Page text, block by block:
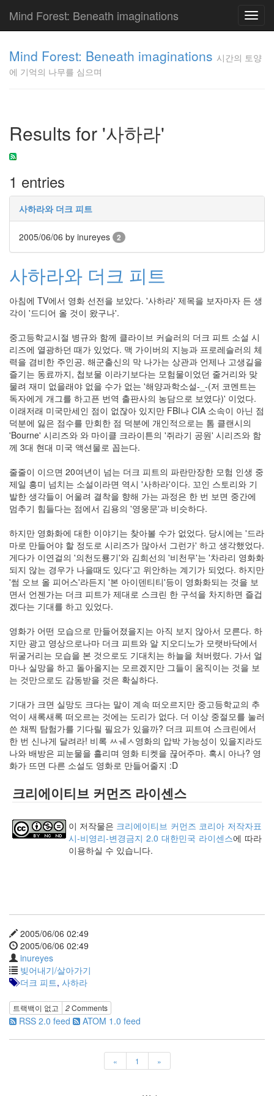
Mind Forest: Beneath imaginations
Mind Forest: Beneath imaginations 시간의 토양
에 기억의 나무를 심으며
Results for '사하라'
1 entries
사하라와 더크 피트
2005/06/06 by inureyes 2
사하라와 더크 피트
아침에 TV에서 영화 선전을 보았다. '사하라' 제목을 보자마자 든 생
각이 '드디어 올 것이 왔구나'.
중고등학교시절 병규와 함께 클라이브 커슬러의 더크 피트 소설 시
리즈에 열광하던 때가 있었다. 맥 가이버의 지능과 프로레슬러의 체
력을 겸비한 주인공. 해군출신의 막 나가는 상관과 언제나 고생길을
즐기는 동료까지, 첩보물 이라기보다는 모험물이었던 줄거리와 맞
물려 재미 없을래야 없을 수가 없는 '해양과학소설-_-(저 코멘트는
독자에게 개그를 하고픈 번역 출판사의 농담으로 보였다)' 이었다.
이래저래 미국만세인 점이 없잖아 있지만 FBI나 CIA 소속이 아닌 점
덕분에 잃은 점수를 만회한 점 덕분에 개인적으로는 톰 클랜시의
'Bourne' 시리즈와 와 마이클 크라이튼의 '쥐라기 공원' 시리즈와 함
께 3대 현대 미국 액션물로 꼽는다.
줄줄이 이으면 20여년이 넘는 더크 피트의 파란만장한 모험 인생 중
제일 흥미 넘치는 소설이라면 역시 '사하라'이다. 꼬인 스토리와 기
발한 생각들이 어울려 결착을 향해 가는 과정은 한 번 보면 중간에
멈추기 힘들다는 점에서 김용의 '영웅문'과 비슷하다.
하지만 영화화에 대한 이야기는 찾아볼 수가 없었다. 당시에는 '드라
마로 만들어야 할 정도로 시리즈가 많아서 그런가' 하고 생각했었다.
게다가 이연걸의 '의천도룡기'와 김희선의 '비천무'는 '차라리 영화화
되지 않는 경우가 나을때도 있다'고 위안하는 계기가 되었다. 하지만
'썸 오브 올 피어스'라든지 '본 아이덴티티'등이 영화화되는 것을 보
면서 언젠가는 더크 피트가 제대로 스크린 한 구석을 차지하면 즐겁
겠다는 기대를 하고 있었다.
영화가 어떤 모습으로 만들어졌을지는 아직 보지 않아서 모른다. 하
지만 광고 영상으로나마 더크 피트와 알 지오디노가 모랫바닥에서
뒤굴거리는 모습을 본 것으로도 기대치는 하늘을 쳐버렸다. 가서 얼
마나 실망을 하고 돌아올지는 모르겠지만 그들이 움직이는 것을 보
는 것만으로도 감동받을 것은 확실하다.
기대가 크면 실망도 크다는 말이 계속 떠오르지만 중고등학교의 추
억이 새록새록 떠오르는 것에는 도리가 없다. 더 이상 중절모를 눌러
쓴 채찍 탐험가를 기다릴 필요가 있을까? 더크 피트여 스크린에서
한 번 신나게 달려라! 비록 ㅤㅆㅞㅅ영화의 압박 가능성이 있을지라도
나와 배방은 피눈물을 흘리며 영화 티켓을 끊어주마. 혹시 아나? 영
화가 뜨면 다른 소설도 영화로 만들어줄지 :D
크리에이티브 커먼즈 라이센스
이 저작물은 크리에이티브 커먼즈 코리아 저작자표
시-비영리-변경금지 2.0 대한민국 라이센스에 따라
이용하실 수 있습니다.
2005/06/06 02:49
2005/06/06 02:49
inureyes
빚어내기/살아가기
더크 피트, 사하라
트랙백이 없고 2Comments
RSS 2.0 feed ATOM 1.0 feed
« 1 »
이
의
글
단
상
덕
질
의
화]
인
이
드
웃
LG
전
자
모
바
일
부
불
효
가
지
계
획
CODE
keyboard
MX
clear
미
디
어
변
화,
슬
로
우
스
기
술,
세
상,
속
관
감
사
치
레
윈
도
우
8
의
사
용
자
인